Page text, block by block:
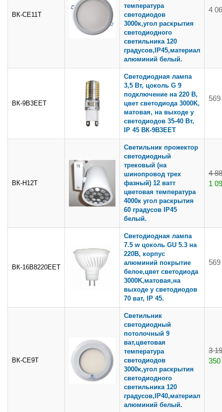
ВК-СЕ11Т
температура
светодиодов
3000к,угол раскрытия
светодиодного
светильника 120
градусов,IP45,материал
алюминий белый.
4
ВК-9В3ЕЕТ
Светодиодная лампа
3,5 Вт, цоколь G 9
подключение на 220 В,
цвет светодиода 3000K,
матовая, на выходе у
светодиодов 35-40 Вт,
IP 45 ВК-9В3ЕЕТ
ВК-Н12Т
Светильник прожектор
светодиодный
трековый (на
шинопровод трех
фазный) 12 ватт
цветовая температура
4000к угол раскрытия
60 градусов IP45
белый.
4
1
ВК-16В8220ЕЕТ
Светодиодная лампа
7.5 w цоколь GU 5.3 на
220В, корпус
алюминий покрытие
белое,цвет светодиода
3000K,матовая,на
выходе у светодиодов
70 ват, IP 45.
ВК-СЕ9Т
Светильник
светодиодный
потолочный 9
ват,цветовая
температура
светодиодов
3000к,угол раскрытия
светодиодного
светильника 120
градусов,IP40,материал
алюминий белый.
3